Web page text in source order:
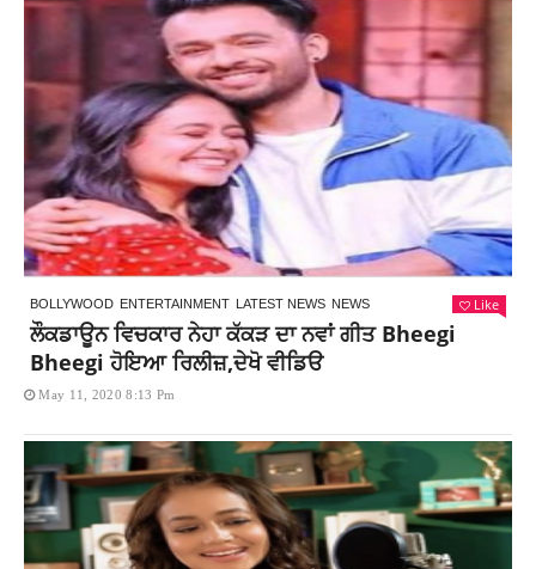
BOLLYWOOD ENTERTAINMENT LATEST NEWS NEWS Like
ਲੌਕਡਾਊਨ ਵਿਚਕਾਰ ਨੇਹਾ ਕੱਕੜ ਦਾ ਨਵਾਂ ਗੀਤ Bheegi
Bheegi ਹੋਇਆ ਰਿਲੀਜ਼,ਦੇਖੋ ਵੀਡਿੳ
May 11, 2020 8:13 Pm